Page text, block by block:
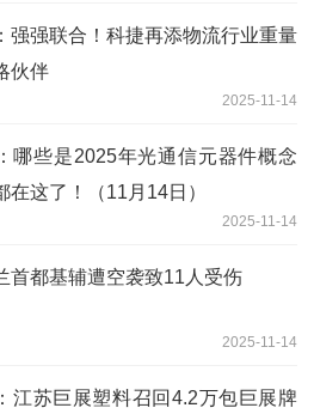
强强联合！科捷再添物流行业重量
伙伴
2025-11-14
哪些是2025年光通信元器件概念
在这了！（11月14日）
2025-11-14
首都基辅遭空袭致11人受伤
2025-11-14
江苏巨展塑料召回4.2万包巨展牌